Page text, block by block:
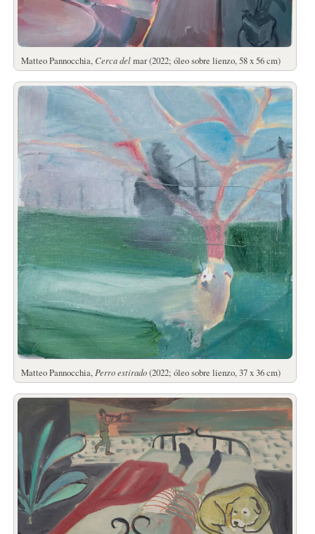
Matteo Pannocchia, Cerca delmar (2022; óleo sobre lienzo, 58 x 56 cm)
Matteo Pannocchia, Perro estirado(2022; óleo sobre lienzo, 37 x 36 cm)